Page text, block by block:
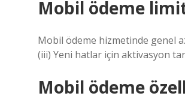
Mobil ödeme
Mobil ödeme hizmetinde genel
(iii) Yeni hatlar için aktivasyon
Mobil ödeme